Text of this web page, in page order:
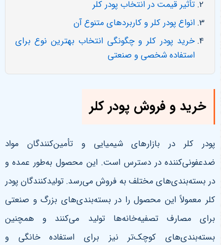
تأثیر قیمت در انتخاب پودر کلر
انواع پودر کلر و کاربردهای متنوع آن
خرید پودر کلر و چگونگی انتخاب بهترین نوع برای
استفاده شخصی و صنعتی
خرید و فروش پودر کلر
پودر کلر در بازارهای شیمیایی و تأمین‌کنندگان مواد
ضدعفونی‌کننده در دسترس است. این محصول به‌طور عمده و
در بسته‌بندی‌های مختلف به فروش می‌رسد. تولیدکنندگان پودر
کلر معمولاً این محصول را در بسته‌بندی‌های بزرگ و صنعتی
برای مصارف تصفیه‌خانه‌ها تولید می‌کنند و همچنین
بسته‌بندی‌های کوچک‌تر نیز برای استفاده خانگی و